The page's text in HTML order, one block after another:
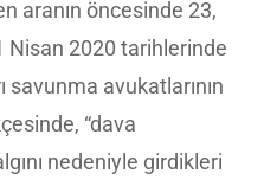
aranın öncesinde 23,
Nisan 2020 tarihlerinde
savunma avukatlarının
“dava
nedeniyle girdikleri